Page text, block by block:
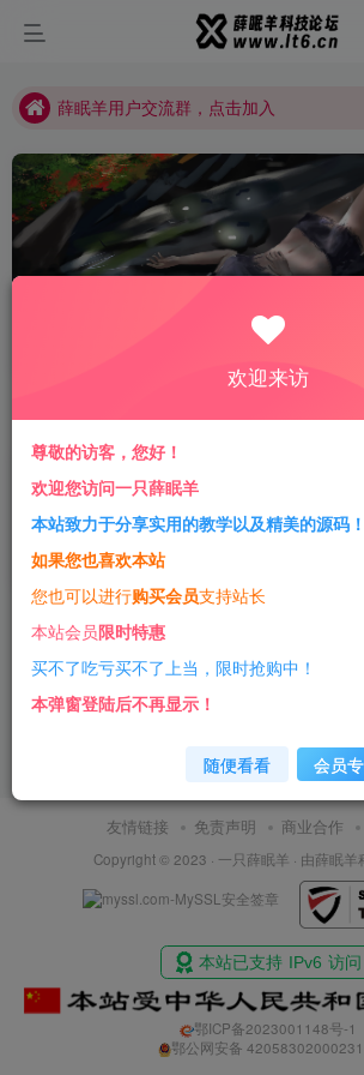
薛眠羊用户交流群，点击加入
薛眠羊用户交流群，点击加入
站点正在整改，如有侵犯您的权益请联系
排序 更新 浏览 点赞 评论
免费资源 精品源码
友情链接 免责声明 商业合作
Copyright © 2023 · 一只薛眠羊 · 由薛眠羊
鄂ICP备2023001148号-1
鄂公网安备
欢迎来访
尊敬的访客，您好！
欢迎您访问一只薛眠羊
本站致力于分享实用的教学以及精美的源码！
如果您也喜欢本站
您也可以进行购买会员支持站长
本站会员限时特惠
买不了吃亏买不了上当，限时抢购中！
本弹窗登陆后不再显示！
随便看看 会员